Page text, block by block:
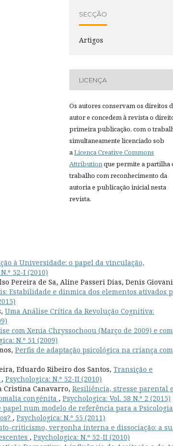
SECÇÃO
Artigos
LICENÇA
Os autores conservam os direitos
autor e concedem à revista o
primeira publicação, com o
simultaneamente licenciado sob
aLicença Creative Commons
Attributionque permite a partilha
trabalho com reconhecimento da
autoria e publicação inicial nesta
revista.
à Universidade: o papel da vinculação,
52-I (2010)
Pereira de Sa, Aline Passeri Dias, Denis Giovani
Estabilidade e dinmica dos elementos ativados
Uma Análise Crítica da Revolução Cognitiva:
com Xenia Chryssochoou (Março de 2009) e com
N.º 51 (2009)
Perfis de adaptação psicológica na criança com
Eduardo Ribeiro dos Santos, Transição e
, Psychologica: N.º 52-II (2010)
Cristina Canavarro, Resiliência, stresse parental e
congénita , Psychologica: Vol. 58 N.º 2 (2015)
papel num modelo de referência para a Psicologia
, Psychologica: N.º 55 (2011)
criticismo, vergonha interna e dissociação: a
, Psychologica: N.º 52-II (2010)